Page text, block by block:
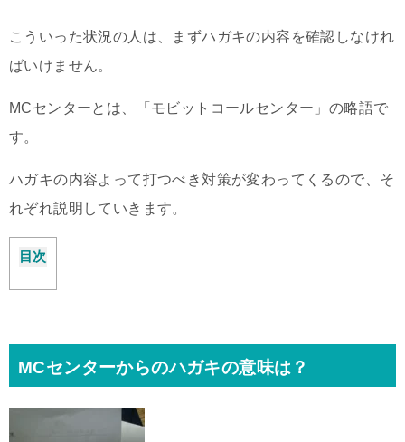
こういった状況の人は、まずハガキの内容を確認しなけれ
ばいけません。
MCセンターとは、「モビットコールセンター」の略語で
す。
ハガキの内容よって打つべき対策が変わってくるので、そ
れぞれ説明していきます。
目次
MCセンターからのハガキの意味は？